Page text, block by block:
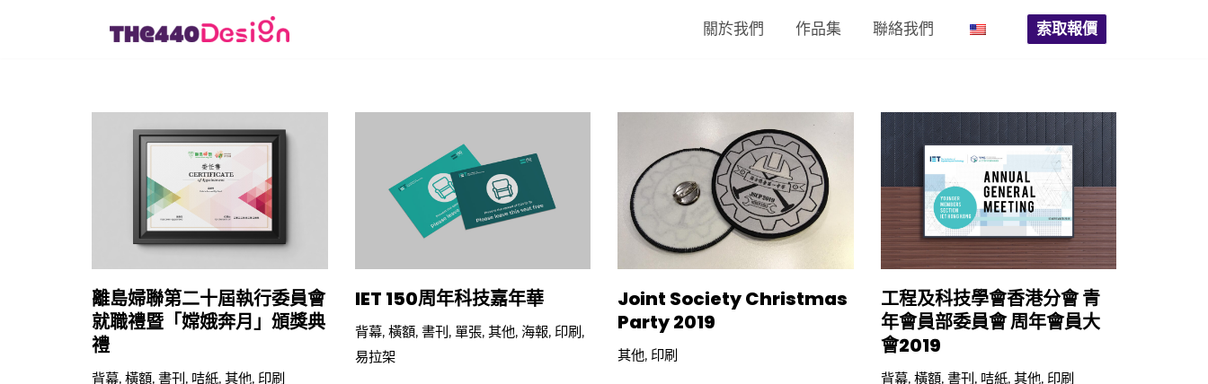
關於我們 作品集 聯絡我們 索取報價
離島婦聯第二十屆執行委員會
就職禮暨「嫦娥奔月」頒獎典
禮
背幕, 橫額, 書刊, 咭紙, 其他, 印刷
IET 150周年科技嘉年華
背幕, 橫額, 書刊, 單張, 其他, 海報, 印刷,
易拉架
Joint Society Christmas
Party 2019
其他, 印刷
工程及科技學會香港分會 青
年會員部委員會 周年會員大
會2019
背幕, 橫額, 書刊, 咭紙, 其他, 印刷